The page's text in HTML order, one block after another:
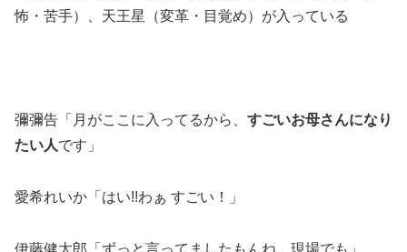
怖・苦手）、天王星（変革・目覚め）が入っている
彌彌告「月がここに入ってるから、 すごいお母さんになり
たい人です」
愛希れいか「はい!!わぁ すごい！」
伊藤健太郎「ずっと言ってましたもんね、現場でも」